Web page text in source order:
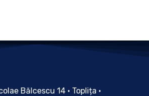
Bălcescu 14 • Toplița •